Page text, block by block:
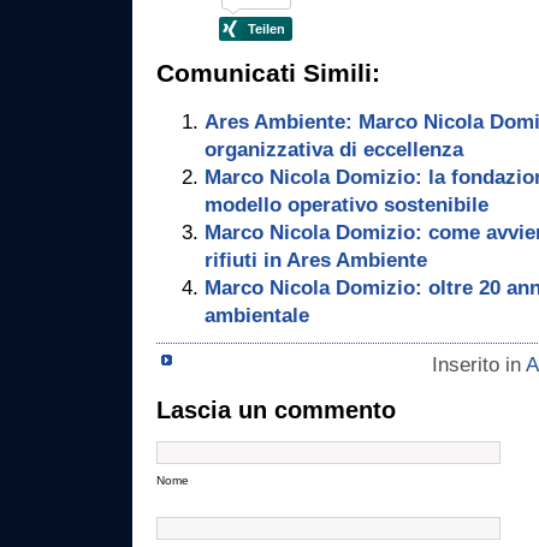
Comunicati Simili:
Ares Ambiente: Marco Nicola
organizzativa di eccellenza
Marco Nicola Domizio: la
modello operativo sostenibile
Marco Nicola Domizio: come
rifiuti in Ares Ambiente
Marco Nicola Domizio: oltre 20
ambientale
Inserito in
Lascia un commento
Nome